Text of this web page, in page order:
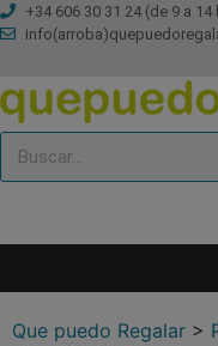
+34 606 30 31 24 (de 9 a 14
Que puedo Regalar >